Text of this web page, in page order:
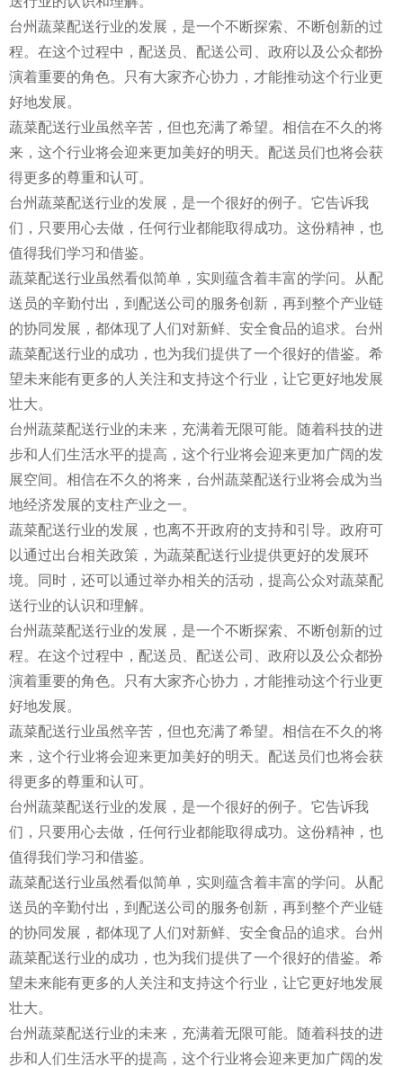
台州蔬菜配送行业的发展，是一个不断探索、不断创新的过
程。在这个过程中，配送员、配送公司、政府以及公众都扮
演着重要的角色。只有大家齐心协力，才能推动这个行业更
好地发展。
蔬菜配送行业虽然辛苦，但也充满了希望。相信在不久的将
来，这个行业将会迎来更加美好的明天。配送员们也将会获
得更多的尊重和认可。
台州蔬菜配送行业的发展，是一个很好的例子。它告诉我
们，只要用心去做，任何行业都能取得成功。这份精神，也
值得我们学习和借鉴。
蔬菜配送行业虽然看似简单，实则蕴含着丰富的学问。从配
送员的辛勤付出，到配送公司的服务创新，再到整个产业链
的协同发展，都体现了人们对新鲜、安全食品的追求。台州
蔬菜配送行业的成功，也为我们提供了一个很好的借鉴。希
望未来能有更多的人关注和支持这个行业，让它更好地发展
壮大。
台州蔬菜配送行业的未来，充满着无限可能。随着科技的进
步和人们生活水平的提高，这个行业将会迎来更加广阔的发
展空间。相信在不久的将来，台州蔬菜配送行业将会成为当
地经济发展的支柱产业之一。
蔬菜配送行业的发展，也离不开政府的支持和引导。政府可
以通过出台相关政策，为蔬菜配送行业提供更好的发展环
境。同时，还可以通过举办相关的活动，提高公众对蔬菜配
送行业的认识和理解。
台州蔬菜配送行业的发展，是一个不断探索、不断创新的过
程。在这个过程中，配送员、配送公司、政府以及公众都扮
演着重要的角色。只有大家齐心协力，才能推动这个行业更
好地发展。
蔬菜配送行业虽然辛苦，但也充满了希望。相信在不久的将
来，这个行业将会迎来更加美好的明天。配送员们也将会获
得更多的尊重和认可。
台州蔬菜配送行业的发展，是一个很好的例子。它告诉我
们，只要用心去做，任何行业都能取得成功。这份精神，也
值得我们学习和借鉴。
蔬菜配送行业虽然看似简单，实则蕴含着丰富的学问。从配
送员的辛勤付出，到配送公司的服务创新，再到整个产业链
的协同发展，都体现了人们对新鲜、安全食品的追求。台州
蔬菜配送行业的成功，也为我们提供了一个很好的借鉴。希
望未来能有更多的人关注和支持这个行业，让它更好地发展
壮大。
台州蔬菜配送行业的未来，充满着无限可能。随着科技的进
步和人们生活水平的提高，这个行业将会迎来更加广阔的发